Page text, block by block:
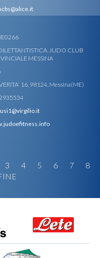
JUDO CLUB
MESSINA
16, 98124, Messina(ME)
3 4 5 6 7
8